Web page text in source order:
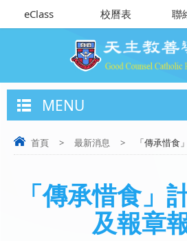
eClass 校曆表 聯
MENU
首頁 > 最新消息 > 「傳承惜食
「傳承惜食」
及報章